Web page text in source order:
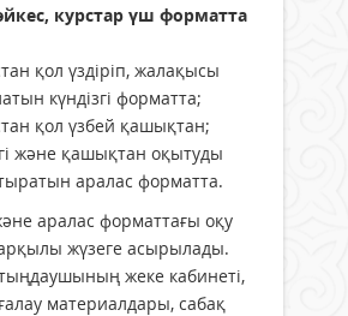
курстар үш форматта
қол үздіріп, жалақысы
күндізгі форматта;
қол үзбей қашықтан;
және қашықтан оқытуды
аралас форматта.
аралас форматтағы оқу
жүзеге асырылады.
жеке кабинеті,
материалдары, сабақ